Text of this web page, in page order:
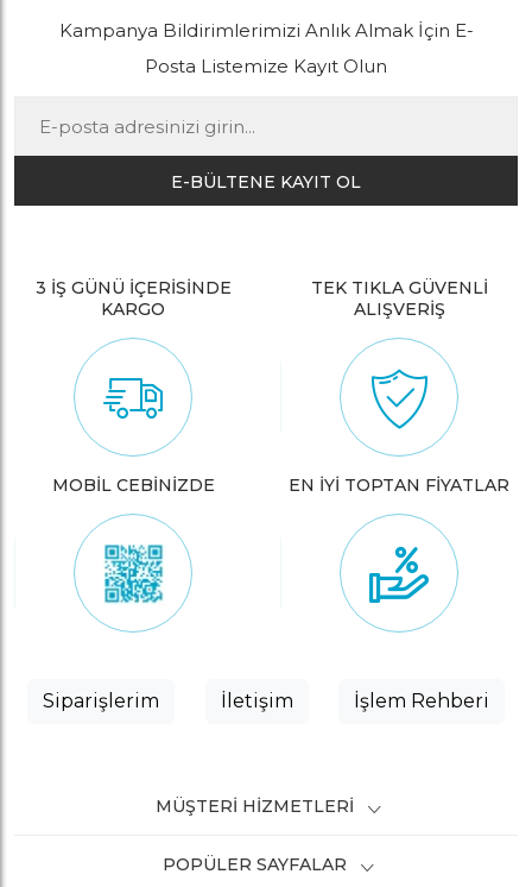
Kampanya Bildirimlerimizi Anlık Almak İçin E-
Posta Listemize Kayıt Olun
E-BÜLTENE KAYIT OL
3 İŞ GÜNÜ İÇERİSİNDE
KARGO
TEK TIKLA GÜVENLİ
ALIŞVERİŞ
MOBİL CEBİNİZDE EN İYİ TOPTAN FİYATLAR
Siparişlerim İletişim İşlem Rehberi
MÜŞTERI HIZMETLERI
POPÜLER SAYFALAR